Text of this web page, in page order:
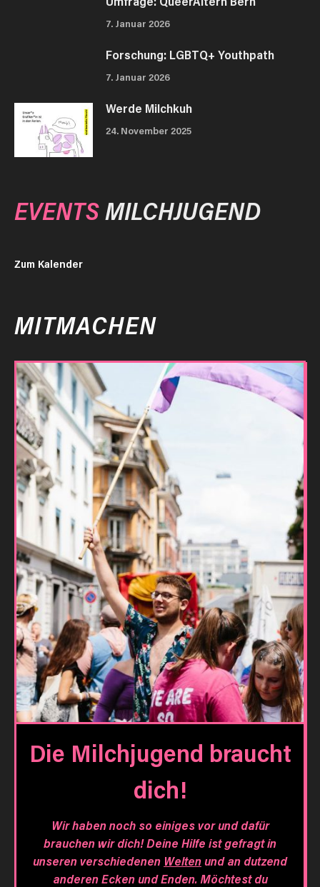
7. Januar 2026
Forschung: LGBTQ+ Youthpath
7. Januar 2026
Werde Milchkuh
24. November 2025
EVENTSMILCHJUGEND
Zum Kalender
MITMACHEN
Die Milchjugend braucht
dich!
Wir haben noch so einiges vor und dafür
brauchen wir dich! Deine Hilfe ist gefragt in
unseren verschiedenen Weltenund an dutzend
anderen Ecken und Enden. Möchtest du